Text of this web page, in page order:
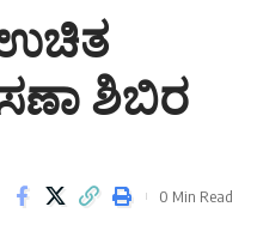
ಉಚಿತ
ಶಿಬಿರ
0 Min Read